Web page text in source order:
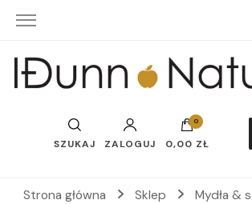
Idunn-Naturals
SZUKAJ ZALOGUJ
0
0,00 ZŁ
Strona główna Sklep
Mydła &